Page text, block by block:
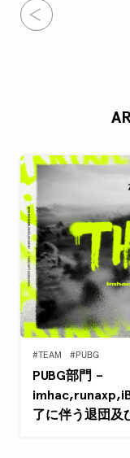
#TEAM #PUBG
PUBG部門 –
了に伴う退団及